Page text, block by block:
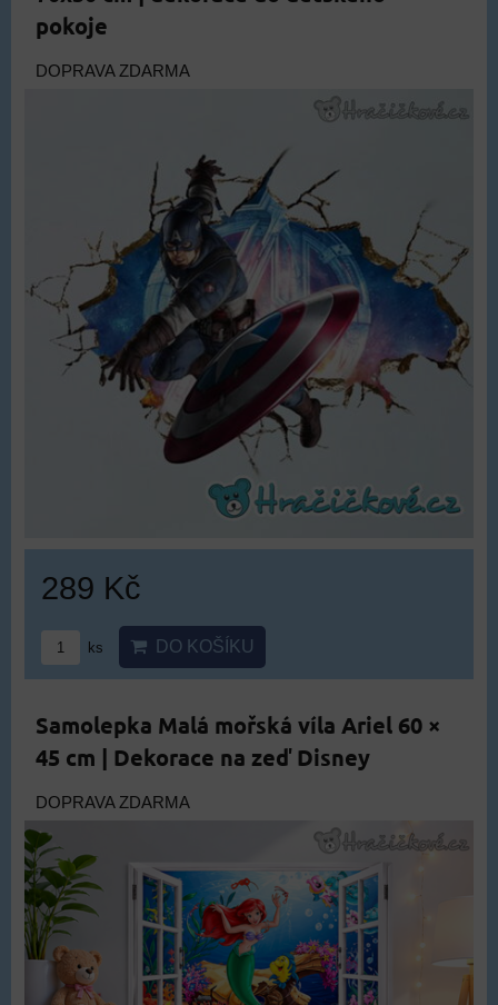
pokoje
DOPRAVA ZDARMA
289 Kč
ks DO KOŠÍKU
Samolepka Malá mořská víla Ariel 60 ×
45 cm | Dekorace na zeď Disney
DOPRAVA ZDARMA